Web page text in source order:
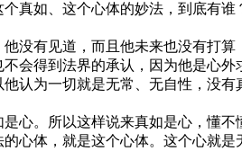
真如、这个心体的妙法，到底有
有见道，而且他未来也没有打算
会得到法界的承认，因为他是心
认为一切就是无常、无自性，没有
。所以这样说来真如是心，懂不
心体，就是这个心体。这个心就